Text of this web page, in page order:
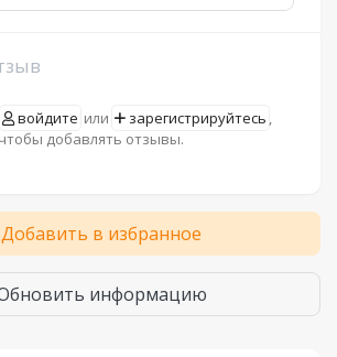
войдите или зарегистрируйтесь ,
чтобы добавлять отзывы.
Добавить в избранное
информацию